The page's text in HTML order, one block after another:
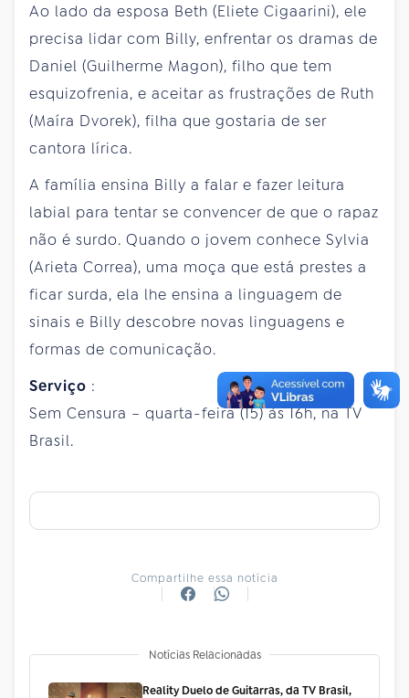
Ao lado da esposa Beth (Eliete Cigaarini), ele
precisa lidar com Billy, enfrentar os dramas de
Daniel (Guilherme Magon), filho que tem
esquizofrenia, e aceitar as frustrações de Ruth
(Maíra Dvorek), filha que gostaria de ser
cantora lírica.
A família ensina Billy a falar e fazer leitura
labial para tentar se convencer de que o rapaz
não é surdo. Quando o jovem conhece Sylvia
(Arieta Correa), uma moça que está prestes a
ficar surda, ela lhe ensina a linguagem de
sinais e Billy descobre novas linguagens e
formas de comunicação.
Serviço :
Sem Censura – quarta-feira (15) às 16h, na TV
Brasil.
Compartilhe essa notícia
Notícias Relacionadas
Reality Duelo de Guitarras, da TV Brasil,